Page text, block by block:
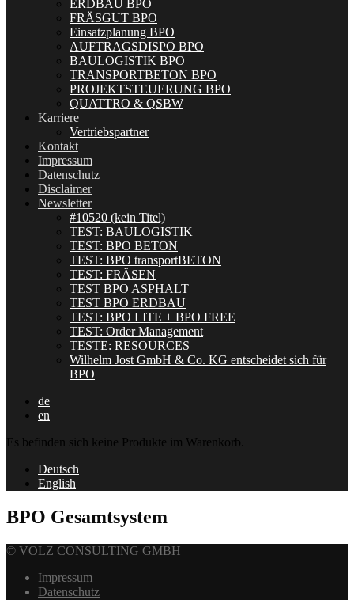
ERDBAU BPO
FRÄSGUT BPO
Einsatzplanung BPO
AUFTRAGSDISPO BPO
BAULOGISTIK BPO
TRANSPORTBETON BPO
PROJEKTSTEUERUNG BPO
QUATTRO & QSBW
Karriere
Vertriebspartner
Kontakt
Impressum
Datenschutz
Disclaimer
Newsletter
#10520 (kein Titel)
TEST: BAULOGISTIK
TEST: BPO BETON
TEST: BPO transportBETON
TEST: FRÄSEN
TEST BPO ASPHALT
TEST BPO ERDBAU
TEST: BPO LITE + BPO FREE
TEST: Order Management
TESTE: RESOURCES
Wilhelm Jost GmbH & Co. KG entscheidet sich für
BPO
de
en
Es befinden sich keine Produkte im Warenkorb.
Deutsch
English
BPO Gesamtsystem
© VOLZ CONSULTING GMBH
Impressum
Datenschutz